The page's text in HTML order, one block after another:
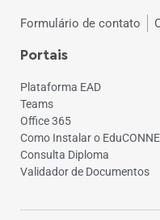
Formulário de contato
Portais
Plataforma EAD
Teams
Office 365
Como Instalar o
Consulta Diploma
Validador de Documentos